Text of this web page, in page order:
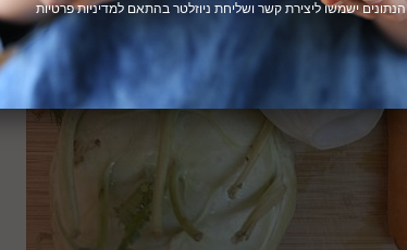
הנתונים ישמשו ליצירת קשר ושליחת ניוזלטר בהתאם למדיניות פרטיות